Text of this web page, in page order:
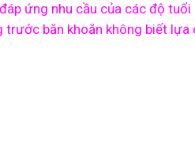
ứng nhu cầu của các độ
băn khoăn không biết lựa